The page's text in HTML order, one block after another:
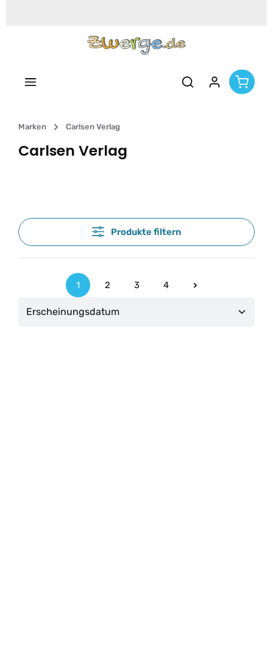
Marken Carlsen Verlag
Carlsen Verlag
Produkte filtern
Seite
1
Seite
2
Seite
3
Seite
4